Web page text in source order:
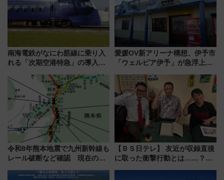
南海電鉄がなにわ筋線に乗り入
れる「次期空港特急」の導入を
日本初の鉄道デザイン
愛媛OV新アリーナ構想、伊予市
「ウェルピア伊予」が急浮上！
で探る鉄道アクセスの未来
令和8年熊本地震で九州新幹線も
レール破断など確認 現在の運
【ＢＳ日テレ】 友近が収録直後
に取った衝撃行動とは……？